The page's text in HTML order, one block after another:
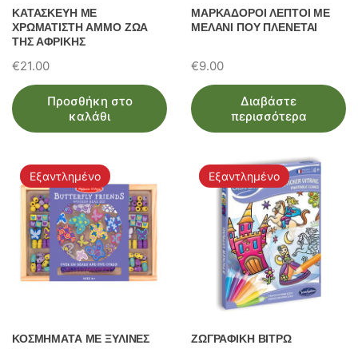
ΚΑΤΑΣΚΕΥΗ ΜΕ
ΧΡΩΜΑΤΙΣΤΗ ΑΜΜΟ ΖΩΑ
ΤΗΣ ΑΦΡΙΚΗΣ
€21.00
Προσθήκη στο
καλάθι
ΜΑΡΚΑΔΟΡΟΙ ΛΕΠΤΟΙ ΜΕ
ΜΕΛΑΝΙ ΠΟΥ ΠΛΕΝΕΤΑΙ
€9.00
Διαβάστε
περισσότερα
Εξαντλημένο
ΚΟΣΜΗΜΑΤΑ ΜΕ ΞΥΛΙΝΕΣ
Εξαντλημένο
ΖΩΓΡΑΦΙΚΗ ΒΙΤΡΩ